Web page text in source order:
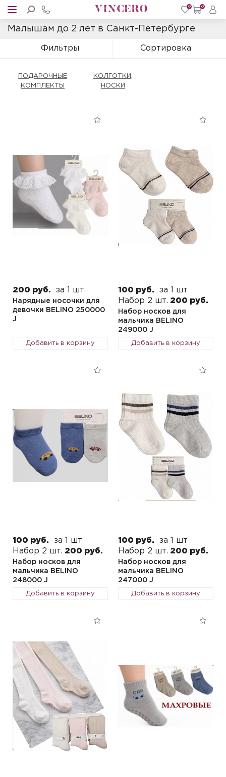
0 0
Малышам до 2 лет в Санкт-Петербурге
Фильтры Сортировка
ПОДАРОЧНЫЕ
КОМПЛЕКТЫ
КОЛГОТКИ,
НОСКИ
200 руб. за 1 шт
Нарядные носочки для
девочки BELINO 250000
J
Добавить в корзину
100 руб.
за 1 шт
Набор 2 шт. 200 руб.
Набор носков для
мальчика BELINO
249000 J
Добавить в корзину
100 руб.
за 1 шт
Набор 2 шт. 200 руб.
Набор носков для
мальчика BELINO
248000 J
Добавить в корзину
100 руб.
за 1 шт
Набор 2 шт. 200 руб.
Набор носков для
мальчика BELINO
247000 J
Добавить в корзину